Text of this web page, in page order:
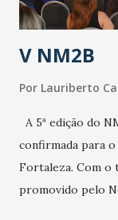
população e ao
estratificação do
V NM2B
Por Lauriberto
A 5ª edição do
confirmada para o
Fortaleza. Com o
promovido pelo